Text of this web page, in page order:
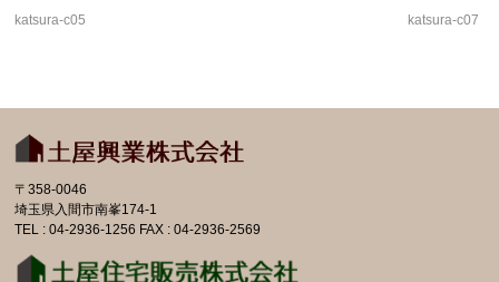
katsura-c05 katsura-c07
〒358-0046
埼玉県入間市南峯174-1
TEL : 04-2936-1256 FAX : 04-2936-2569